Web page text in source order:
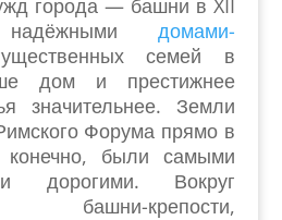
города — башни в XII
домами-
семей в
дом и престижнее
значительнее. Земли
Форума прямо в
были самыми
дорогими. Вокруг
крепости,